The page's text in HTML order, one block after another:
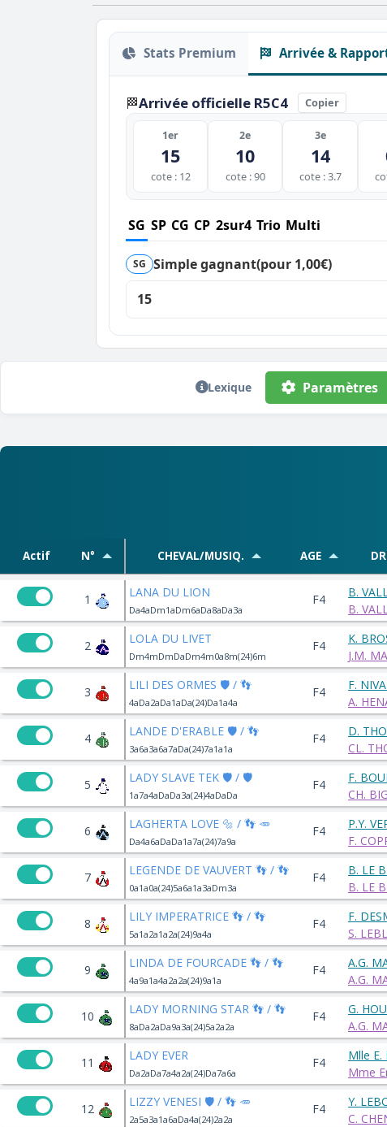
Stats Premium Arrivée &
🏁Arrivée officielle R5C4 Copier
1er
15
cote : 12
2e
10
cote : 90
3e
14
cote : 3.7
SG SP CG CP 2sur4 Trio Multi
SG Simple gagnant(pour 1,00€)
15
Lexique Paramètres
Actif N° CHEVAL/MUSIQ. AGE
1 LANA DU LION
Da4aDm1aDm6aDa8aDa3a
F4 B.
B.
2 LOLA DU LIVET
Dm4mDmDaDm4m0a8m(24)6m
F4 K.
J.M.
3 LILI DES ORMES 🛡️ / 👣
4aDa2aDa1aDa(24)Da1a4a
F4 F.
A.
4 LANDE D'ERABLE 🛡️ / 👣
3a6a3a6a7aDa(24)7a1a1a
F4 D.
CL.
5 LADY SLAVE TEK 🛡️ / 🛡️
1a7a4aDaDa3a(24)4aDaDa
F4 F.
CH.
6 LAGHERTA LOVE 🔩 / 👣 🥕
Da4a6aDaDa1a7a(24)7a9a
F4 P.Y.
F.
7 LEGENDE DE VAUVERT 👣 / 👣
0a1a0a(24)5a6a1a3aDm3a
F4 B. LE
B. LE
8 LILY IMPERATRICE 👣 / 👣
5a1a2a1a2a(24)9a4a
F4 F.
S.
9 LINDA DE FOURCADE 👣 / 👣
4a9a1a4a2a2a(24)9a1a
F4 A.G.
A.G.
10 LADY MORNING STAR 👣 / 👣
8aDa2aDa9a3a(24)5a2a2a
F4 G.
A.G.
11 LADY EVER
Da2aDa7a4a2a(24)Da7a6a
F4 Mlle E.
Mme
12 LIZZY VENESI 🛡️ / 👣 🥕
2a5a3a1a6aDa4a(24)2a2a
F4 Y.
C.